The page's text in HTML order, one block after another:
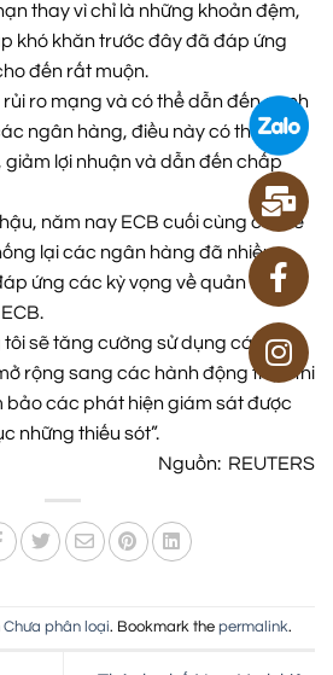
thay vì chỉ là những khoản đệm,
khó khăn trước đây đã đáp ứng
đến rất muộn.
ro mạng và có thể dẫn đến cạnh
ngân hàng, điều này có thể làm
giảm lợi nhuận và dẫn đến chấp
năm nay ECB cuối cùng có thể
lại các ngân hàng đã nhiều
ứng các kỳ vọng về quản trị và
tôi sẽ tăng cường sử dụng các cơ
rộng sang các hành động thực thi
các phát hiện giám sát được
những thiếu sót”.
Nguồn: REUTERS
Chưa phân loại. Bookmark the permalink.